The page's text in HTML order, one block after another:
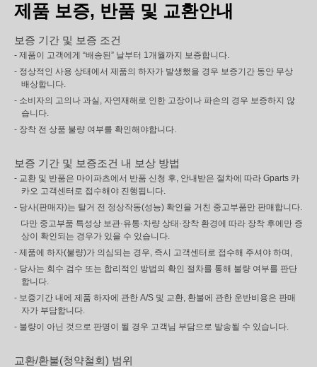
제품 보증, 반품 및 교환안내
보증 기간 및 보증 조건
- 제품이 고객에게 “배송된” 날부터 1개월까지 보증합니다.
- 정상적인 사용 상태에서 제품의 하자가 발생했을 경우 보증기간 동안 무상
배상합니다.
- 소비자의 고의나 과실, 자연재해로 인한 고장이나 파손의 경우 보증하지 않
습니다.
- 장착 전 상품 불량 여부를 확인해야합니다.
보증 기간 및 보증조건 내 보상 방법
- 교환 및 반품은 마이파츠에서 반품 신청 후, 안내받은 절차에 따라 Gparts 카
카오 고객센터로 접수해야 진행됩니다.
- 당사(판매자)는 탈거 전 정상작동(성능) 확인을 거친 중고부품만 판매합니다.
다만 중고부품 특성상 보관·유통·차량 상태·장착 환경에 따라 장착 후에만 증
상이 확인되는 경우가 있을 수 있습니다.
- 제품에 하자(불량)가 의심되는 경우, 즉시 고객센터로 접수해 주셔야 하며,
- 당사는 회수 검수 또는 합리적인 방법의 확인 절차를 통해 불량 여부를 판단
합니다.
- 보증기간 내에 제품 하자에 관한 A/S 및 교환, 환불에 관한 운반비용은 판매
자가 부담합니다.
- 불량이 아닌 것으로 판명이 될 경우 고객님 부담으로 발송될 수 있습니다.
교환/환불(청약철회) 범위